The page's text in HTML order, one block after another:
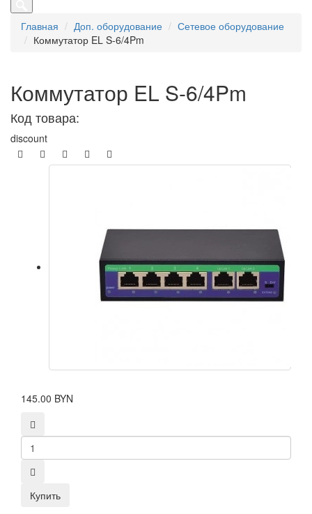
Главная Доп. оборудование
Сетевое оборудование
Коммутатор EL S-6/4Pm
Коммутатор EL S-6/4Pm
Код товара:
discount
145.00 BYN
Купить